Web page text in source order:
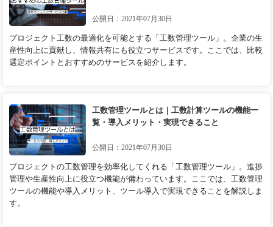
公開日：2021年07月30日
プロジェクト工数の最適化を可能とする「工数管理ツール」。企業の生
産性向上に貢献し、情報共有にも役立つサービスです。ここでは、比較
選定ポイントとおすすめのサービスを紹介します。
工数管理ツールとは｜工数計算ツールの機能一
覧・導入メリット・実現できること
公開日：2021年07月30日
プロジェクトの工数管理を効率化してくれる「工数管理ツール」。進捗
管理や生産性向上に役立つ機能が備わっています。ここでは、工数管理
ツールの機能や導入メリット、ツール導入で実現できることを解説しま
す。